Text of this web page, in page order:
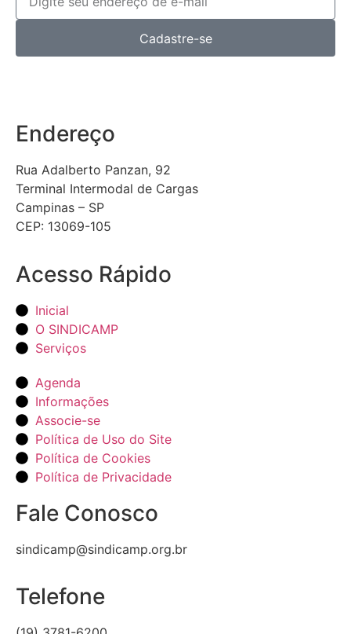
Cadastre-se
Endereço
Rua Adalberto Panzan, 92
Terminal Intermodal de Cargas
Campinas – SP
CEP: 13069-105
Acesso Rápido
Inicial
O SINDICAMP
Serviços
Agenda
Informações
Associe-se
Política de Uso do Site
Política de Cookies
Política de Privacidade
Fale Conosco
sindicamp@sindicamp.org.br
Telefone